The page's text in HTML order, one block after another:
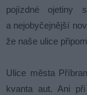
pojízdné ojetiny
a nejobyčejnější
že naše ulice
Ulice města
kvanta aut. Ani